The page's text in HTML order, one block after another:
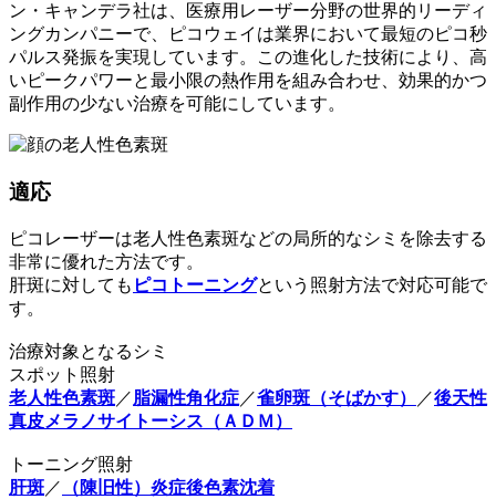
ン・キャンデラ社は、医療用レーザー分野の世界的リーディ
ングカンパニーで、ピコウェイは業界において最短のピコ秒
パルス発振を実現しています。この進化した技術により、高
いピークパワーと最小限の熱作用を組み合わせ、効果的かつ
副作用の少ない治療を可能にしています。
適応
ピコレーザーは老人性色素斑などの局所的なシミを除去する
非常に優れた方法です。
肝斑に対しても ピコトーニングという照射方法で対応可能で
す。
治療対象となるシミ
スポット照射
老人性色素斑／脂漏性角化症／雀卵斑（そばかす） ／後天性
真皮メラノサイトーシス（ＡＤＭ）
トーニング照射
肝斑／
（陳旧性）炎症後色素沈着